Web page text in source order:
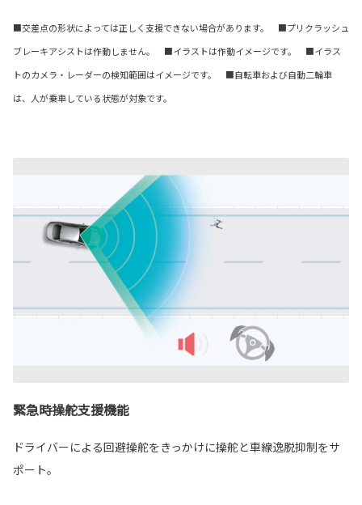
■交差点の形状によっては正しく支援できない場合があります。 ■プリクラッシュ
ブレーキアシストは作動しません。 ■イラストは作動イメージです。 ■イラス
トのカメラ・レーダーの検知範囲はイメージです。 ■自転車および自動二輪車
は、人が乗車している状態が対象です。
緊急時操舵支援機能
ドライバーによる回避操舵をきっかけに操舵と車線逸脱抑制をサ
ポート。